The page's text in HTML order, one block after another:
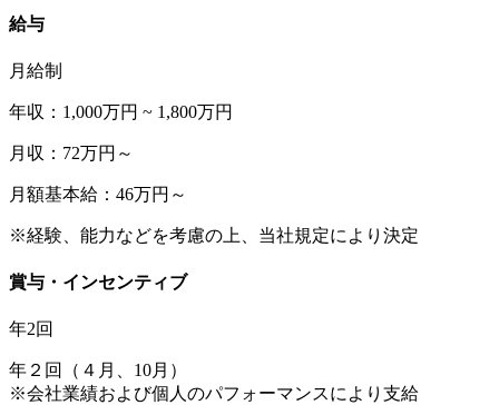
給与
月給制
年収：1,000万円 ~ 1,800万円
月収：72万円～
月額基本給：46万円～
※経験、能力などを考慮の上、当社規定により決定
賞与・インセンティブ
年2回
年２回（４月、10月）
※会社業績および個人のパフォーマンスにより支給